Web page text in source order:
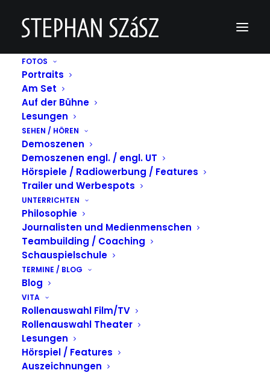
FOTOS
Portraits
Am Set
Auf der Bühne
Lesungen
SEHEN / HÖREN
Demoszenen
Demoszenen engl. / engl. UT
Hörspiele / Radiowerbung / Features
Trailer und Werbespots
UNTERRICHTEN
Philosophie
Journalisten und Medienmenschen
Teambuilding / Coaching
Schauspielschule
TERMINE / BLOG
Blog
VITA
Rollenauswahl Film/TV
Rollenauswahl Theater
Lesungen
Hörspiel / Features
Auszeichnungen
Home